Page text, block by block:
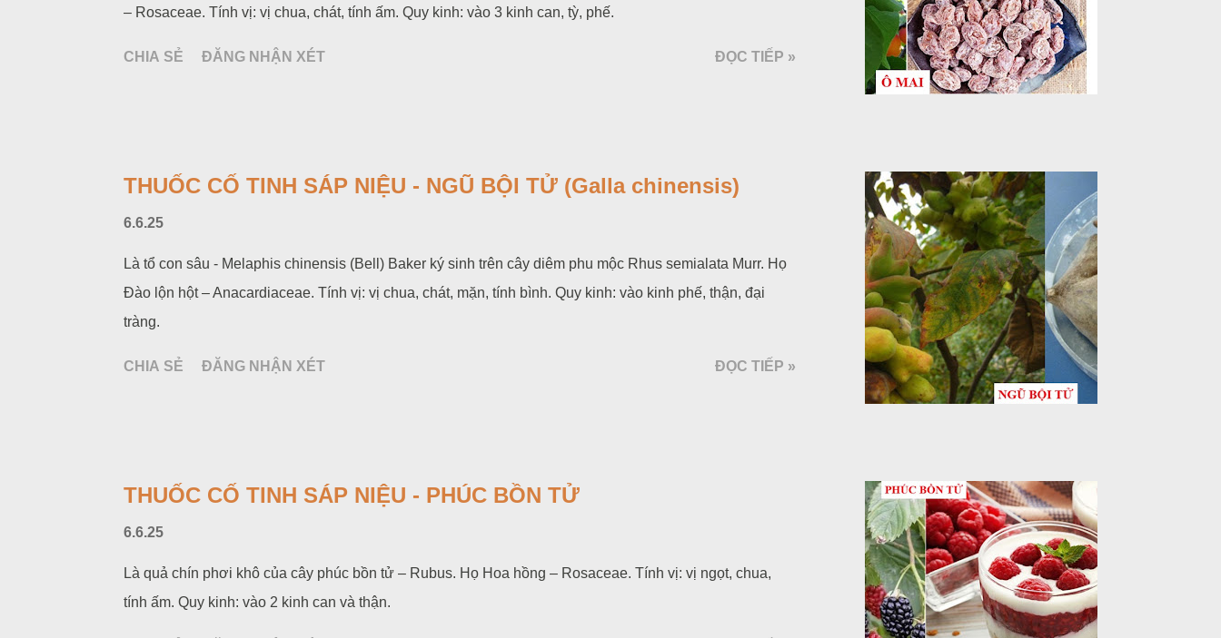
– Rosaceae. Tính vị: vị chua, chát, tính ấm. Quy kinh: vào 3 kinh can, tỳ, phế.
CHIA SẺ ĐĂNG NHẬN XÉT ĐỌC TIẾP »
THUỐC CỐ TINH SÁP NIỆU - NGŨ BỘI TỬ (Galla chinensis)
6.6.25
Là tổ con sâu - Melaphis chinensis (Bell) Baker ký sinh trên cây diêm phu mộc Rhus semialata Murr. Họ
Đào lộn hột – Anacardiaceae. Tính vị: vị chua, chát, mặn, tính bình. Quy kinh: vào kinh phế, thận, đại
tràng.
CHIA SẺ ĐĂNG NHẬN XÉT ĐỌC TIẾP »
THUỐC CỐ TINH SÁP NIỆU - PHÚC BỒN TỬ
6.6.25
Là quả chín phơi khô của cây phúc bồn tử – Rubus. Họ Hoa hồng – Rosaceae. Tính vị: vị ngọt, chua,
tính ấm. Quy kinh: vào 2 kinh can và thận.